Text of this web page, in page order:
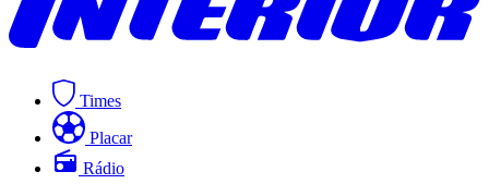
Times
Placar
Rádio